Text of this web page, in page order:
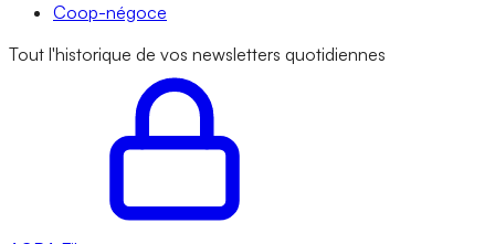
Coop-négoce
Tout l'historique de vos newsletters quotidiennes